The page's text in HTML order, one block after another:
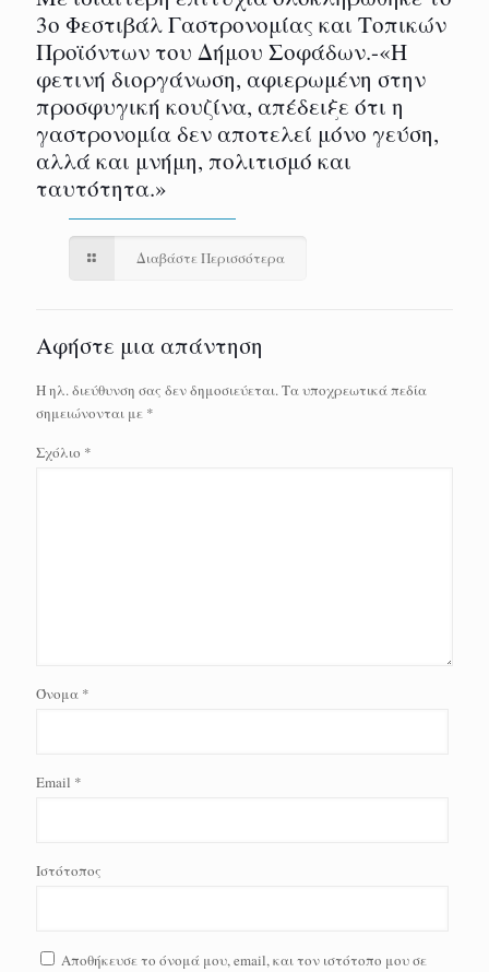
3ο Φεστιβάλ Γαστρονομίας και Τοπικών
Προϊόντων του Δήμου Σοφάδων.-«Η
φετινή διοργάνωση, αφιερωμένη στην
προσφυγική κουζίνα, απέδειξε ότι η
γαστρονομία δεν αποτελεί μόνο γεύση,
αλλά και μνήμη, πολιτισμό και
ταυτότητα.»
Διαβάστε Περισσότερα
Αφήστε μια απάντηση
Η ηλ. διεύθυνση σας δεν δημοσιεύεται.Τα υποχρεωτικά πεδία
σημειώνονται με *
Σχόλιο *
Όνομα *
Email *
Ιστότοπος
Αποθήκευσε το όνομά μου, email, και τον ιστότοπο μου σε